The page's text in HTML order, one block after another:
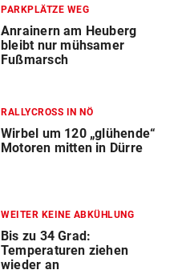
PARKPLÄTZE WEG
Anrainern am Heuberg
bleibt nur mühsamer
Fußmarsch
RALLYCROSS IN NÖ
Wirbel um 120 „glühende“
Motoren mitten in Dürre
WEITER KEINE ABKÜHLUNG
Bis zu 34 Grad:
Temperaturen ziehen
wieder an